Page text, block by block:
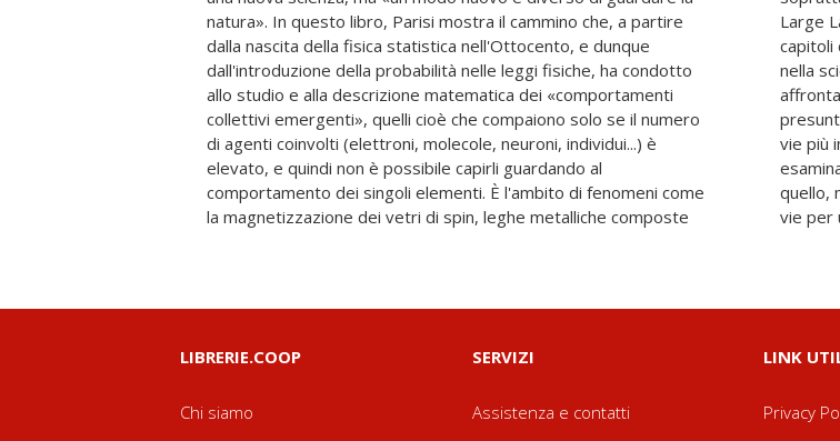
natura». In questo libro, Parisi mostra il cammino che, a partire
dalla nascita della fisica statistica nell'Ottocento, e dunque
dall'introduzione della probabilità nelle leggi fisiche, ha condotto
allo studio e alla descrizione matematica dei «comportamenti
collettivi emergenti», quelli cioè che compaiono solo se il numero
di agenti coinvolti (elettroni, molecole, neuroni, individui...) è
elevato, e quindi non è possibile capirli guardando al
comportamento dei singoli elementi. È l'ambito di fenomeni come
la magnetizzazione dei vetri di spin, leghe metalliche composte
Large Language Models e oltre, a cui sono dedicati gli ultimi
capitoli del libro. Il racconto di Parisi è una dichiarazione di fiducia
nella scienza pura, guidata dalla pura curiosità: è giusto, è bello
affrontare problemi scientifici per il gusto di farlo, non per le
presunte ricadute pratiche (che magari ci saranno lo stesso, per le
vie più impreviste). Ma la sua fiducia non è cieca: le pagine finali
esaminano i tanti rischi dell'intelligenza artificiale, a partire da
quello, molto concreto, del monopolio, e indicano alcune possibili
vie per
LIBRERIE.COOP
Chi siamo
SERVIZI
Assistenza e contatti
LINK
Privacy